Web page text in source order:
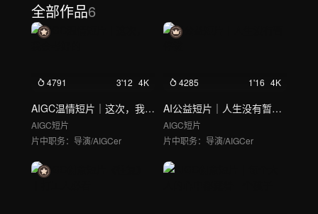
全部作品6
4791 3'12 4K
AIGC温情短片｜这次，我会考好的
AIGC短片
片中职务： 导演/AIGCer
4285 1'16 4K
AI公益短片｜人生没有暂停键
AIGC短片
片中职务： 导演/AIGCer